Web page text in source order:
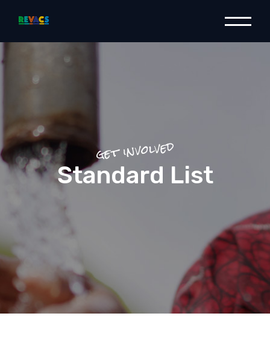
get involved
Standard List